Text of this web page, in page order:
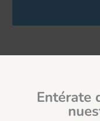
Entérate